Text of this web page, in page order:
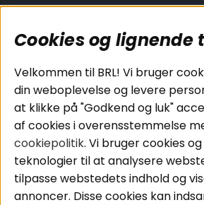
Populære sider
Pakkeløsninger
Bilstereo
Højttalere
Forstærker
Smartphone
Tilbehør
Kabler
Retur
Cookies og lignende
Velkommen til BRL! Vi bruger
din weboplevelse og levere
at klikke på "Godkend og luk"
af cookies i overensstemmelse
cookiepolitik. Vi bruger cookies
teknologier til at analysere
tilpasse webstedets indhold og
annoncer. Disse cookies kan